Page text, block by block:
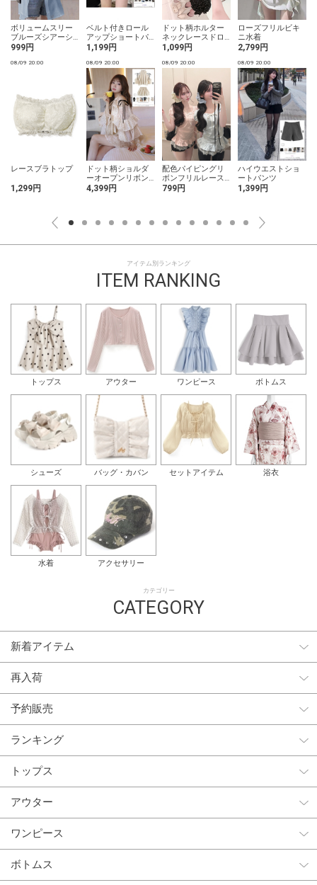
ボリュームスリー
ブルーズシアーシ
ャツ
999円
ベルト付きロール
アップショートパ
ンツ
1,199円
ドット柄ホルター
ネックレースドロ
ストトップス
1,099円
ローズフリルビキ
ニ水着
2,799円
08/09 20:00
レースブラトップ
1,299円
08/09 20:00
ドット柄ショルダ
ーオープンリボン
ブラウス×ティアー
4,399円
08/09 20:00
配色パイピングリ
ボンフリルレース
トップス
799円
08/09 20:00
ハイウエストショ
ートパンツ
1,399円
アイテム別ランキング
ITEM RANKING
トップス アウター ワンピース ボトムス
シューズ バッグ・カバン セットアイテム 浴衣
水着 アクセサリー
カテゴリー
CATEGORY
新着アイテム
再入荷
予約販売
ランキング
トップス
アウター
ワンピース
ボトムス